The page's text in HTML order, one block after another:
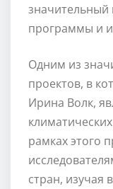
значительный
программы и
Одним из
проектов, в
Ирина Волк,
рамках этого
стран, изучая